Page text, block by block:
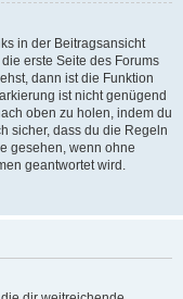
in der Beitragsansicht
erste Seite des Forums
dann ist die Funktion
ist nicht genügend
oben zu holen, indem du
sicher, dass du die Regeln
gesehen, wenn ohne
geantwortet wird.